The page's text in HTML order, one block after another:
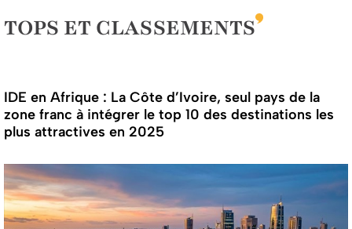
TOPS ET CLASSEMENTS
IDE en Afrique : La Côte d’Ivoire, seul pays de la
zone franc à intégrer le top 10 des destinations les
plus attractives en 2025